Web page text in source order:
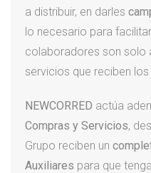
a distribuir, en darles
lo necesario para
colaboradores son solo
servicios que reciben
NEWCORRED actúa
Compras y Servicios,
Grupo reciben un
Auxiliares para que